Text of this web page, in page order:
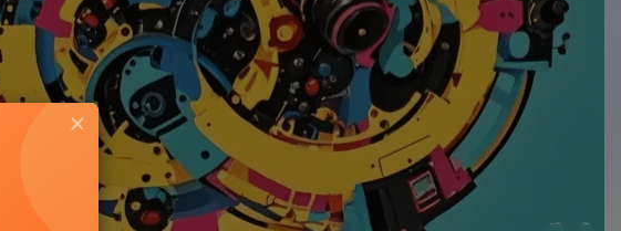
如有下载链接失效，请联系管理员处理！
广告人服务已正式免费开放使用，点击查看免费领取方式！
广告人服务站遵旨是为广告人提供便捷服务